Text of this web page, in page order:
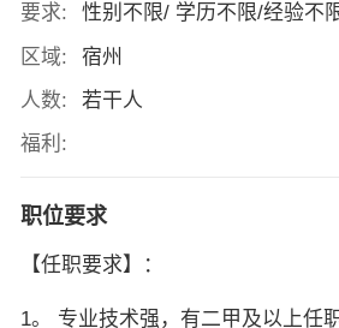
要求:
性别不限/ 学历不限/经验不
区域:
宿州
人数:
若干人
福利:
职位要求
【任职要求】：
1。 专业技术强，有二甲及以上任